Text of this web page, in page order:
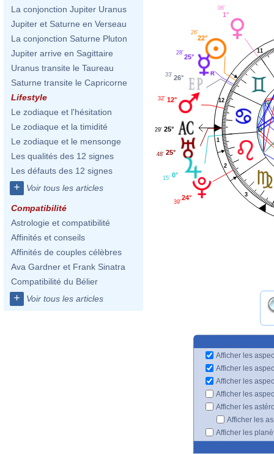
La conjonction Jupiter Uranus
Jupiter et Saturne en Verseau
La conjonction Saturne Pluton
Jupiter arrive en Sagittaire
Uranus transite le Taureau
Saturne transite le Capricorne
Lifestyle
Le zodiaque et l'hésitation
Le zodiaque et la timidité
Le zodiaque et le mensonge
Les qualités des 12 signes
Les défauts des 12 signes
+ Voir tous les articles
Compatibilité
Astrologie et compatibilité
Affinités et conseils
Affinités de couples célèbres
Ava Gardner et Frank Sinatra
Compatibilité du Bélier
+ Voir tous les articles
1
2
3
11
12
1°
06'
22°
26'
25°
28'
26°
33'
12°
32'
25°
29'
25°
48'
0°
15'
24°
39'
Afficher les
Afficher les
Afficher les
Afficher les
Afficher les
Afficher les
Afficher les